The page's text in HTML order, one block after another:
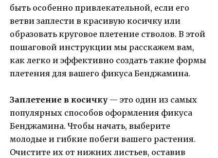
быть особенно привлекательной, если его
ветви заплести в красивую косичку или
образовать круговое плетение стволов. В этой
пошаговой инструкции мы расскажем вам,
как легко и эффективно создать такие формы
плетения для вашего фикуса Бенджамина.
Заплетение в косичку — это один из самых
популярных способов оформления фикуса
Бенджамина. Чтобы начать, выберите
молодые и гибкие побеги вашего растения.
Очистите их от нижних листьев, оставив